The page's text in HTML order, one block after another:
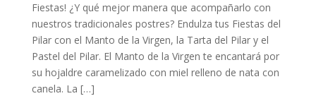
Fiestas! ¿Y qué mejor manera que acompañarlo con
nuestros tradicionales postres? Endulza tus Fiestas del
Pilar con el Manto de la Virgen, la Tarta del Pilar y el
Pastel del Pilar. El Manto de la Virgen te encantará por
su hojaldre caramelizado con miel relleno de nata con
canela. La […]